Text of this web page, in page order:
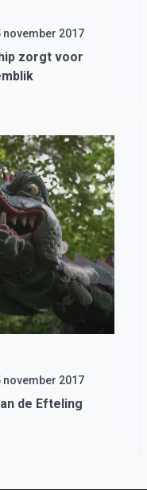
november 2017
zorgt voor
november 2017
de Efteling